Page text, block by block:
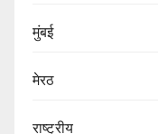
मुंबई
मेरठ
राष्ट्रीय